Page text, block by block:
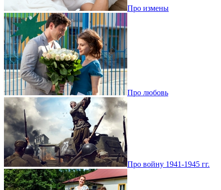
Про измены
Про любовь
Про войну 1941-1945 гг.